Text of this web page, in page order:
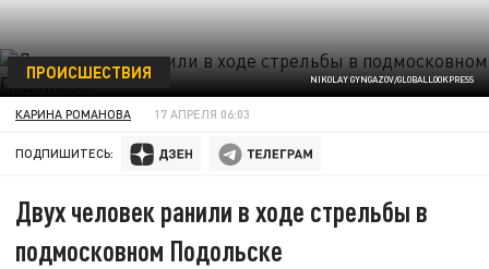
NIKOLAY GYNGAZOV/GLOBALLOOKPRESS
ПРОИСШЕСТВИЯ
КАРИНА РОМАНОВА 17 АПРЕЛЯ 06:03
ПОДПИШИТЕСЬ:
Двух человек ранили в ходе стрельбы в
подмосковном Подольске